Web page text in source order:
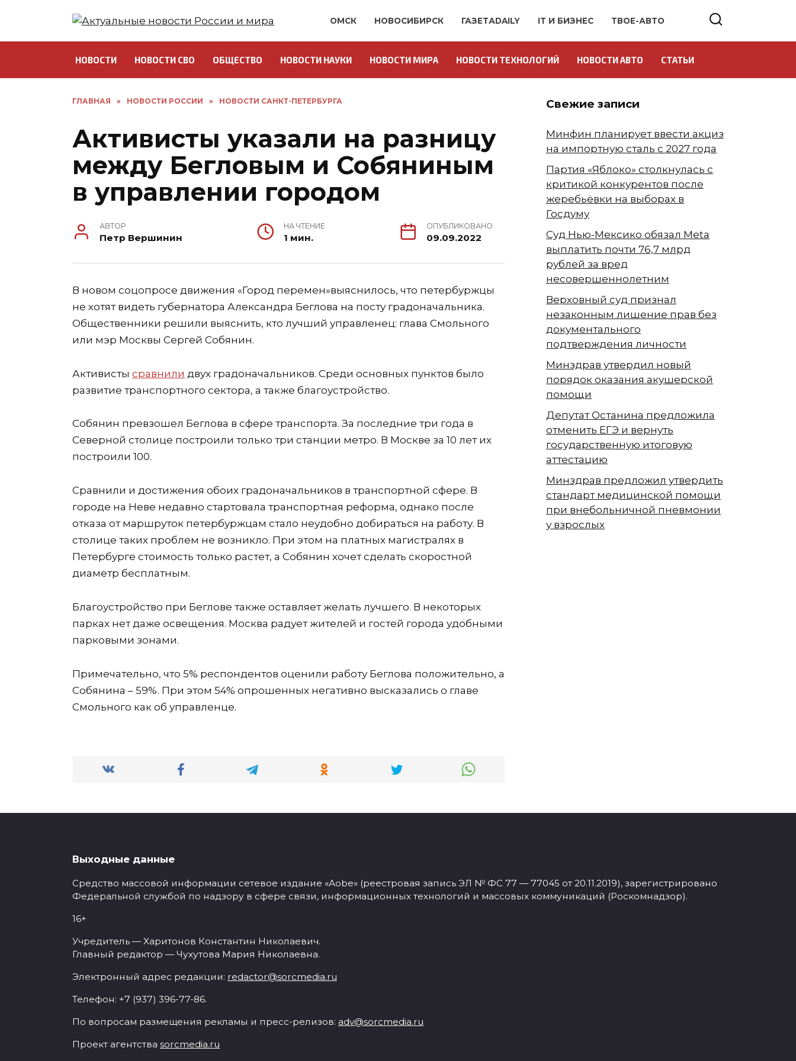
ОМСК НОВОСИБИРСК ГАЗЕТАDAILY IT И БИЗНЕС ТВОЕ-АВТО
НОВОСТИ НОВОСТИ СВО ОБЩЕСТВО НОВОСТИ НАУКИ НОВОСТИ МИРА НОВОСТИ ТЕХНОЛОГИЙ НОВОСТИ АВТО СТАТЬИ
ГЛАВНАЯ » НОВОСТИ РОССИИ » НОВОСТИ САНКТ-ПЕТЕРБУРГА
Активисты указали на разницу
между Бегловым и Собяниным
в управлении городом
АВТОР
Петр Вершинин
НА ЧТЕНИЕ
1 мин.
ОПУБЛИКОВАНО
09.09.2022
В новом соцопросе движения «Город перемен»выяснилось, что петербуржцы
не хотят видеть губернатора Александра Беглова на посту градоначальника.
Общественники решили выяснить, кто лучший управленец: глава Смольного
или мэр Москвы Сергей Собянин.
Активисты сравнили двух градоначальников. Среди основных пунктов было
развитие транспортного сектора, а также благоустройство.
Собянин превзошел Беглова в сфере транспорта. За последние три года в
Северной столице построили только три станции метро. В Москве за 10 лет их
построили 100.
Сравнили и достижения обоих градоначальников в транспортной сфере. В
городе на Неве недавно стартовала транспортная реформа, однако после
отказа от маршруток петербуржцам стало неудобно добираться на работу. В
столице таких проблем не возникло. При этом на платных магистралях в
Петербурге стоимость только растет, а Собянин хочет сделать скоростной
диаметр бесплатным.
Благоустройство при Беглове также оставляет желать лучшего. В некоторых
парках нет даже освещения. Москва радует жителей и гостей города удобными
парковыми зонами.
Примечательно, что 5% респондентов оценили работу Беглова положительно, а
Собянина – 59%. При этом 54% опрошенных негативно высказались о главе
Смольного как об управленце.
Свежие записи
Минфин планирует ввести акциз
на импортную сталь с 2027 года
Партия «Яблоко» столкнулась с
критикой конкурентов после
жеребьёвки на выборах в
Госдуму
Суд Нью-Мексико обязал Meta
выплатить почти 76,7 млрд
рублей за вред
несовершеннолетним
Верховный суд признал
незаконным лишение прав без
документального
подтверждения личности
Минздрав утвердил новый
порядок оказания акушерской
помощи
Депутат Останина предложила
отменить ЕГЭ и вернуть
государственную итоговую
аттестацию
Минздрав предложил утвердить
стандарт медицинской помощи
при внебольничной пневмонии
у взрослых
Выходные данные
Средство массовой информации сетевое издание «Aobe» (реестровая запись ЭЛ № ФС 77 — 77045 от 20.11.2019), зарегистрировано
Федеральной службой по надзору в сфере связи, информационных технологий и массовых коммуникаций (Роскомнадзор).
16+
Учредитель — Харитонов Константин Николаевич.
Главный редактор — Чухутова Мария Николаевна.
Электронный адрес редакции: redactor@sorcmedia.ru
Телефон: +7 (937) 396-77-86.
По вопросам размещения рекламы и пресс-релизов: adv@sorcmedia.ru
Проект агентства sorcmedia.ru